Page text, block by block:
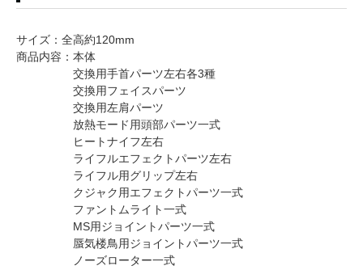
サイズ：全高約120mm
商品内容：本体
交換用手首パーツ左右各3種
交換用フェイスパーツ
交換用左肩パーツ
放熱モード用頭部パーツ一式
ヒートナイフ左右
ライフルエフェクトパーツ左右
ライフル用グリップ左右
クジャク用エフェクトパーツ一式
ファントムライト一式
MS用ジョイントパーツ一式
蜃気楼鳥用ジョイントパーツ一式
ノーズローター一式